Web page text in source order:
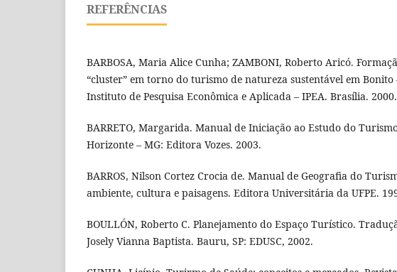
REFERÊNCIAS
BARBOSA, Maria Alice Cunha; ZAMBONI, Roberto Aricó.
“cluster” em torno do turismo de natureza sustentável em Bonito
Instituto de Pesquisa Econômica e Aplicada – IPEA. Brasília. 2000.
BARRETO, Margarida. Manual de Iniciação ao Estudo do
Horizonte – MG: Editora Vozes. 2003.
BARROS, Nilson Cortez Crocia de. Manual de Geografia do
ambiente, cultura e paisagens. Editora Universitária da UFPE.
BOULLÓN, Roberto C. Planejamento do Espaço Turístico.
Josely Vianna Baptista. Bauru, SP: EDUSC, 2002.